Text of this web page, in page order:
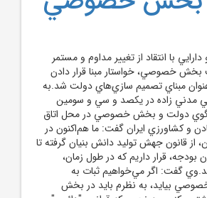
با انتقاد از تغيير مداوم و مستمر
بخش خصوصي، خواستار مبنا قرار دادن
مبناي تصميم سازي‌هاي دولت شد.به
مدني زاده در يکصد و سي و سومين
دولت و بخش خصوصي در محل اتاق
و کشاورزي ايران گفت: ما هم‌اکنون در
از قانون جهش توليد دانش بنيان گرفته تا
بودجه، قرار داريم که در طول زمان،
گفت: اگر مي‌خواهيم ثبات به
بيايد، به نظرم بايد در بخش